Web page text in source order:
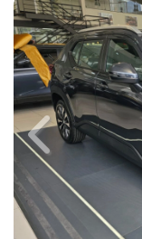
Previous